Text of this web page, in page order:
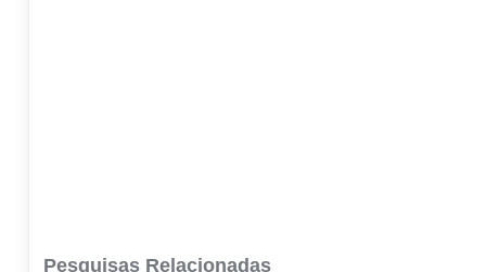
Pesquisas Relacionadas